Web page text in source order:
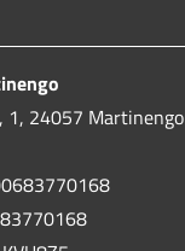
1, 24057 Martinengo